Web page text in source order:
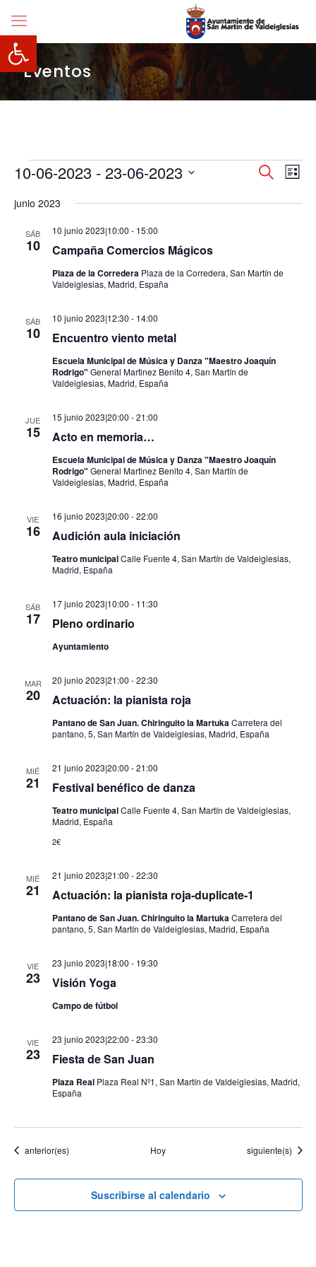
Abrir barra de herramientas
Eventos
Eventos Buscar
de
de
Lista
10-06-2023 - 23-06-2023
la
junio 2023
SÁB
10 Campaña Comercios Mágicos
10 junio 2023|10:00 - 15:00
Plaza de la Corredera Plaza de la Corredera, San Martín de
Valdeiglesias, Madrid, España
SÁB
10 Encuentro viento metal
10 junio 2023|12:30 - 14:00
Escuela Municipal de Música y Danza "Maestro Joaquín
Rodrigo" General Martinez Benito 4, San Martín de
Valdeiglesias, Madrid, España
JUE
15 Acto en memoria…
15 junio 2023|20:00 -21:00
Escuela Municipal de Música y Danza "Maestro Joaquín
Rodrigo" General Martinez Benito 4, San Martín de
Valdeiglesias, Madrid, España
VIE
16 Audición aula iniciación
16 junio 2023|20:00 -22:00
Teatro municipalCalle Fuente 4, San Martín de Valdeiglesias,
Madrid, España
SÁB
17 Pleno ordinario
17 junio 2023|10:00 - 11:30
Ayuntamiento
MAR
20 Actuación: la pianista roja
20 junio 2023|21:00 -22:30
Pantano de San Juan. Chiringuito la MartukaCarretera del
pantano, 5, San Martín de Valdeiglesias, Madrid, España
MIÉ
21 Festival benéfico de danza
21 junio 2023|20:00 -21:00
Teatro municipalCalle Fuente 4, San Martín de Valdeiglesias,
Madrid, España
2€
MIÉ
21 Actuación: la pianista roja-duplicate-1
21 junio 2023|21:00 -22:30
Pantano de San Juan. Chiringuito la MartukaCarretera del
pantano, 5, San Martín de Valdeiglesias, Madrid, España
VIE
23 Visión Yoga
23 junio 2023|18:00 - 19:30
Campo de fútbol
VIE
23 Fiesta de San Juan
23 junio 2023|22:00 -23:30
Plaza Real Plaza Real Nº1, San Martín de Valdeiglesias, Madrid,
España
Eventos
anterior(es) Hoy Eventos
siguiente(s)
Suscribirse al calendario